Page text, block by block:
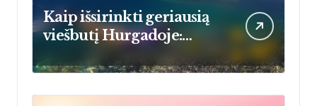
Kaip išsirinkti geriausią
viešbutį Hurgadoje:
atostogaujančioms
šeimoms